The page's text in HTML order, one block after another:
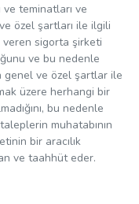
ve teminatları ve
özel şartları ile ilgili
veren sigorta şirketi
ve bu nedenle
genel ve özel şartlar ile
üzere herhangi bir
bu nedenle
muhatabının
bir aracılık
ve taahhüt eder.